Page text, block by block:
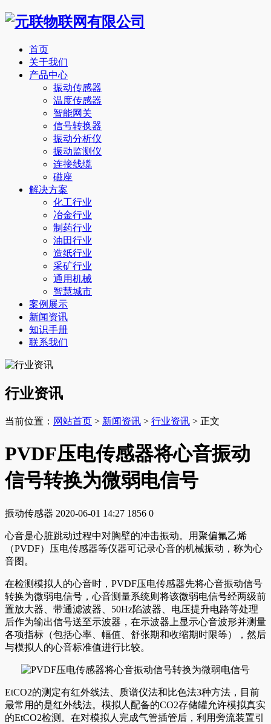
首页
关于我们
产品中心
振动传感器
温度传感器
智能网关
信号转换器
振动分析仪
振动监测仪
连接线缆
磁座
解决方案
化工行业
冶金行业
制药行业
油田行业
造纸行业
采矿行业
通用机械
智慧城市
案例展示
新闻资讯
知识手册
联系我们
行业资讯
当前位置： 网站首页 > 新闻资讯 > 行业资讯 > 正文
PVDF压电传感器将心音振动
信号转换为微弱电信号
振动传感器 2020-06-01 14:27 1856 0
心音是心脏跳动过程中对胸壁的冲击振动。用聚偏氟乙烯
（PVDF）压电传感器等仪器可记录心音的机械振动，称为心
音图。
在检测模拟人的心音时，PVDF压电传感器先将心音振动信号
转换为微弱电信号，心音测量系统则将该微弱电信号经两级前
置放大器、带通滤波器、50Hz陷波器、电压提升电路等处理
后作为输出信号送至示波器，在示波器上显示心音波形并测量
各项指标（包括心率、幅值、舒张期和收缩期时限等），然后
与模拟人的心音标准值进行比较。
EtCO2的测定有红外线法、质谱仪法和比色法3种方法，目前
最常用的是红外线法。模拟人配备的CO2存储罐允许模拟真实
的EtCO2检测。在对模拟人完成气管插管后，利用旁流装置引